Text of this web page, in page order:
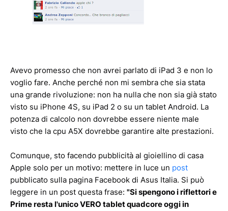
Avevo promesso che non avrei parlato di iPad 3 e non lo
voglio fare. Anche perché non mi sembra che sia stata
una grande rivoluzione: non ha nulla che non sia già stato
visto su iPhone 4S, su iPad 2 o su un tablet Android. La
potenza di calcolo non dovrebbe essere niente male
visto che la cpu A5X dovrebbe garantire alte prestazioni.
Comunque, sto facendo pubblicità al gioiellino di casa
Apple solo per un motivo: mettere in luce un post
pubblicato sulla pagina Facebook di Asus Italia. Si può
leggere in un post questa frase: "Si spengono i riflettori e
Prime resta l'unico VERO tablet quadcore oggi in